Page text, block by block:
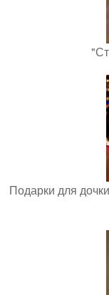
Подарки для